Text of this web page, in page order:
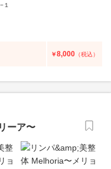
１
￥8,000 （税込）
ーア〜